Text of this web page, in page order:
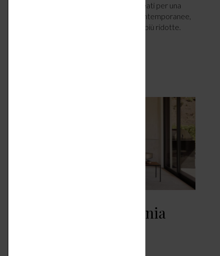
perfino rientranze, diventano i migliori alleati per una
zona comfort tutta per sé. Nelle case contemporanee,
si trovano bagni dalle dimensioni sempre più ridotte.
Idee di stile – California